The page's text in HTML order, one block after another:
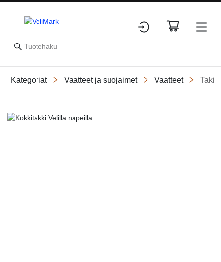
Kategoriat Vaatteet ja suojaimet Vaatteet Takit
Slide 1 of 2